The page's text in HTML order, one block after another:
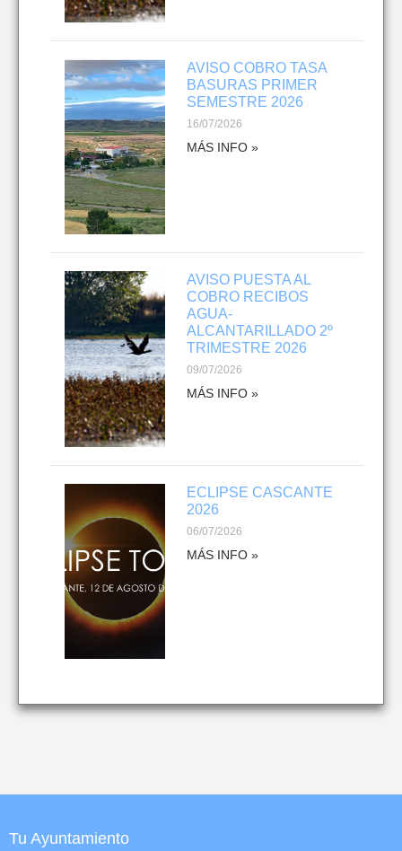
AVISO COBRO TASA
BASURAS PRIMER
SEMESTRE 2026
16/07/2026
MÁS INFO »
AVISO PUESTA AL
COBRO RECIBOS
AGUA-
ALCANTARILLADO 2º
TRIMESTRE 2026
09/07/2026
MÁS INFO »
ECLIPSE CASCANTE
2026
06/07/2026
MÁS INFO »
Tu Ayuntamiento